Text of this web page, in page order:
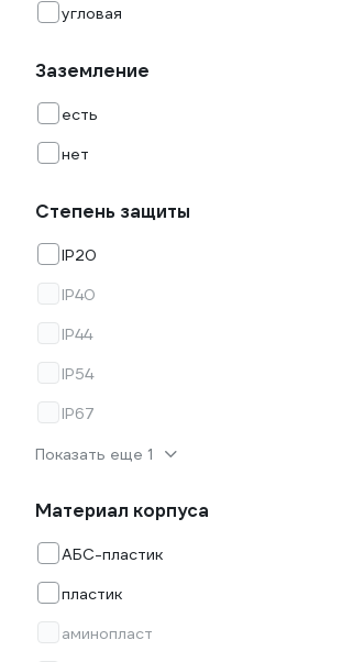
угловая
Заземление
есть
нет
Степень защиты
IP20
IP40
IP44
IP54
IP67
Показать еще 1
Материал корпуса
АБС-пластик
пластик
аминопласт